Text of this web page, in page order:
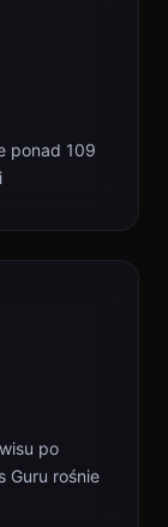
ponad 109
po
Guru rośnie